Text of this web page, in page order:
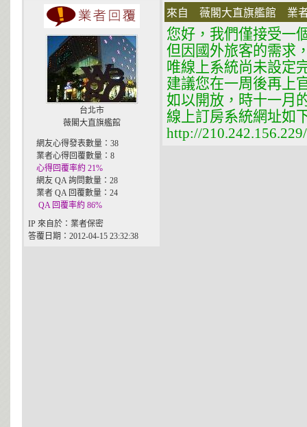
台北市
薇閣大直旗艦館
網友心得發表數量：38
業者心得回覆數量：8
心得回覆率約 21%
網友 QA 詢問數量：28
業者 QA 回覆數量：24
QA 回覆率約 86%
IP 來自於：業者保密
答覆日期：2012-04-15 23:32:38
來自 薇閣大直旗艦館 業
您好，我們僅接受一
但因國外旅客的需求
唯線上系統尚未設定
建議您在一周後再上
如以開放，時十一月
線上訂房系統網址如
http://